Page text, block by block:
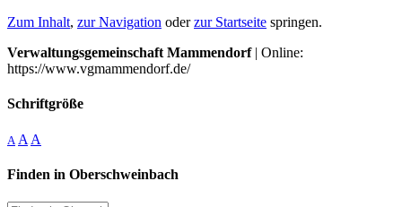
Zum Inhalt, zur Navigation oderzur Startseite springen.
Verwaltungsgemeinschaft Mammendorf| Online:
https://www.vgmammendorf.de/
Schriftgröße
A A A
Finden in Oberschweinbach